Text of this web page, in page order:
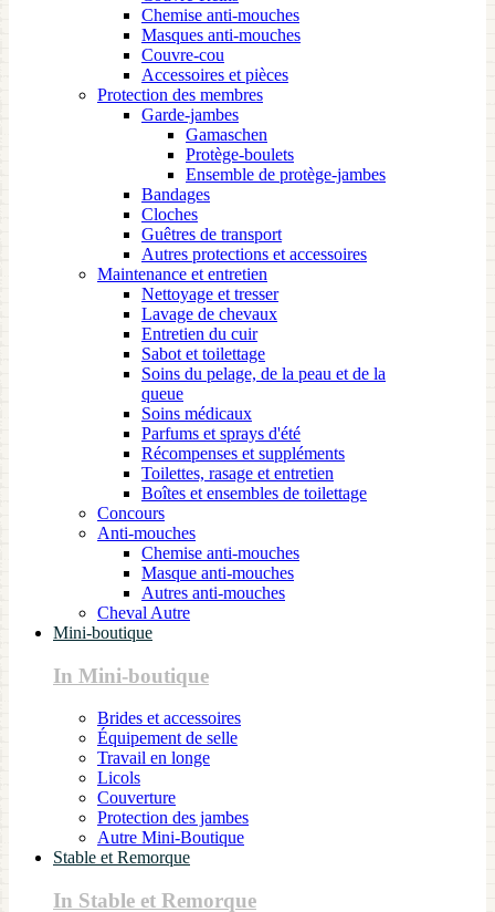
Chemise anti-mouches
Masques anti-mouches
Couvre-cou
Accessoires et pièces
Protection des membres
Garde-jambes
Gamaschen
Protège-boulets
Ensemble de protège-jambes
Bandages
Cloches
Guêtres de transport
Autres protections et accessoires
Maintenance et entretien
Nettoyage et tresser
Lavage de chevaux
Entretien du cuir
Sabot et toilettage
Soins du pelage, de la peau et de la
queue
Soins médicaux
Parfums et sprays d'été
Récompenses et suppléments
Toilettes, rasage et entretien
Boîtes et ensembles de toilettage
Concours
Anti-mouches
Chemise anti-mouches
Masque anti-mouches
Autres anti-mouches
Cheval Autre
Mini-boutique
In Mini-boutique
Brides et accessoires
Équipement de selle
Travail en longe
Licols
Couverture
Protection des jambes
Autre Mini-Boutique
Stable et Remorque
In Stable et Remorque